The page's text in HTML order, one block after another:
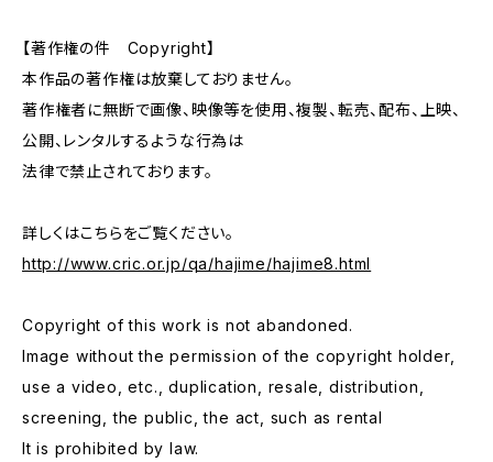
【著作権の件 Copyright】
本作品の著作権は放棄しておりません。
著作権者に無断で画像、映像等を使用、複製、転売、配布、上映、
公開、レンタルするような行為は
法律で禁止されております。
詳しくはこちらをご覧ください。
http://www.cric.or.jp/qa/hajime/hajime8.html
Copyright of this work is not abandoned.
Image without the permission of the copyright holder,
use a video, etc., duplication, resale, distribution,
screening, the public, the act, such as rental
It is prohibited by law.